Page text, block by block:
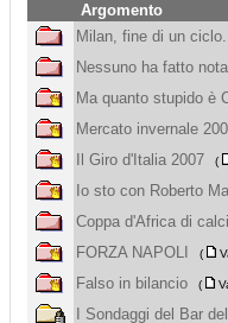
Argomento
Milan, fine di un
Nessuno ha fatto
Ma quanto stupido è
Mercato invernale
Il Giro d'Italia 2007 (
Io sto con Roberto
Coppa d'Africa di
FORZA NAPOLI
(
Falso in bilancio (
I Sondaggi del Bar